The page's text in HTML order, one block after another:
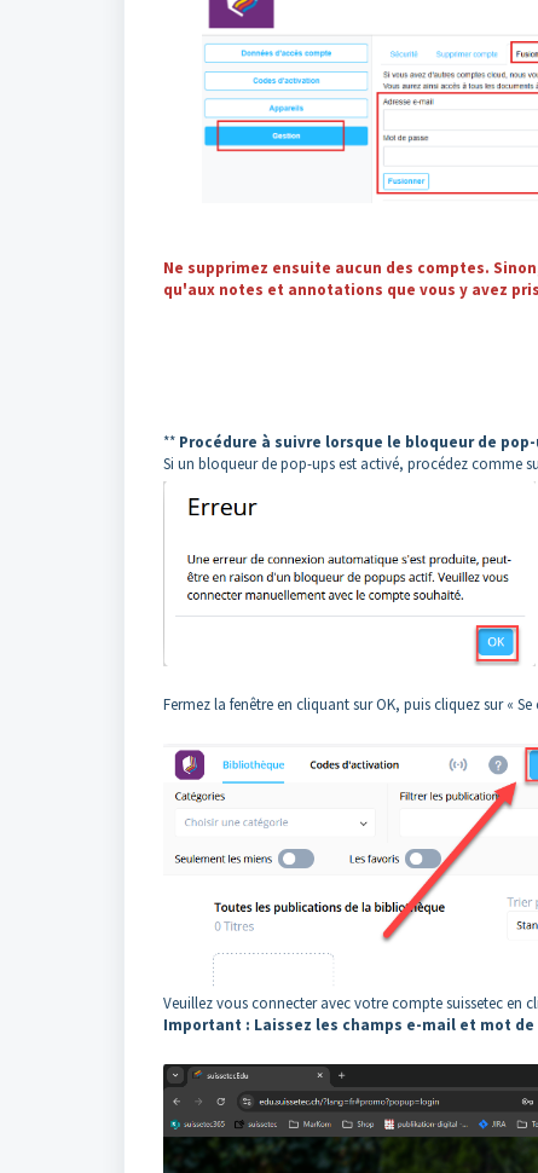
Ne supprimez ensuite aucun des comptes.
qu'aux notes et annotations que vous y avez
** Procédure à suivre lorsque le bloqueur de
Si un bloqueur de pop-ups est activé, procédez comme
Fermez la fenêtre en cliquant sur OK, puis cliquez sur «
Veuillez vous connecter avec votre compte suissetec en
Important : Laissez les champs e-mail et mot de